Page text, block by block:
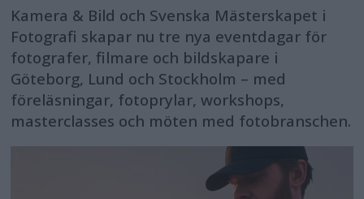
Kamera & Bild och Svenska Mästerskapet i
Fotografi skapar nu tre nya eventdagar för
fotografer, filmare och bildskapare i
Göteborg, Lund och Stockholm – med
föreläsningar, fotoprylar, workshops,
masterclasses och möten med fotobranschen.